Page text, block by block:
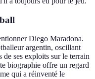
Diego Maradona.
argentin, oscillant
de ses exploits sur le terrain
biographie offre un regard
qui a réinventé le